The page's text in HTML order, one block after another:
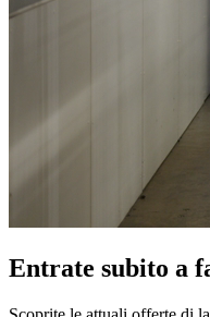
Entrate subito a